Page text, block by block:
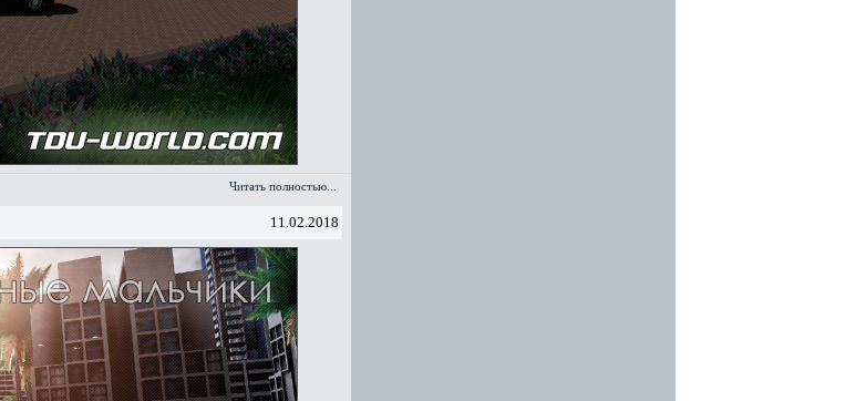
Читать полностью...
11.02.2018